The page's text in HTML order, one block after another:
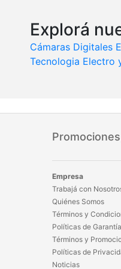
Explorá
Cámaras Digitales
Tecnologia Electro
Empresa
Trabajá con
Quiénes Somos
Términos y
Políticas de Garantía
Términos y
Políticas de
Noticias